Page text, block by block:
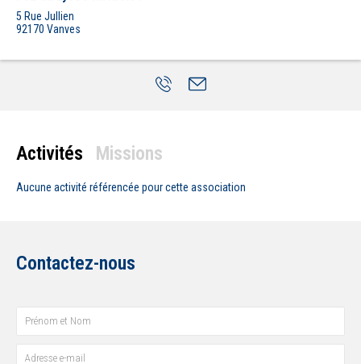
5 Rue Jullien
92170 Vanves
Activités Missions
Aucune activité référencée pour cette association
Contactez-nous